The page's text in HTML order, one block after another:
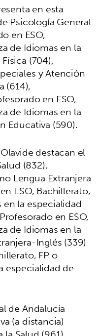
en esta
Psicología General
en ESO,
de Idiomas en la
(704),
y Atención
(614),
en ESO,
de Idiomas en la
Educativa (590).
destacan el
(832),
Lengua Extranjera
ESO, Bachillerato,
en la especialidad
en ESO,
de Idiomas en la
Inglés (339)
FP o
especialidad de
de Andalucía
(a distancia)